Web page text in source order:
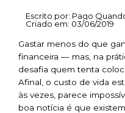
Escrito por: Pago
Criado em: 03/06/2019
Gastar menos do que
financeira — mas, na
desafia quem tenta
Afinal, o custo de vida
às vezes, parece
boa notícia é que